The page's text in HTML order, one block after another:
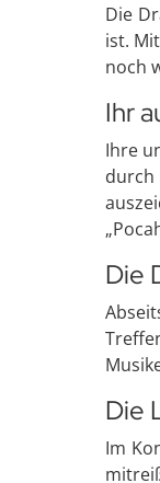
Die
ist.
noch
Ihr
Ihre
Die
Die
Im